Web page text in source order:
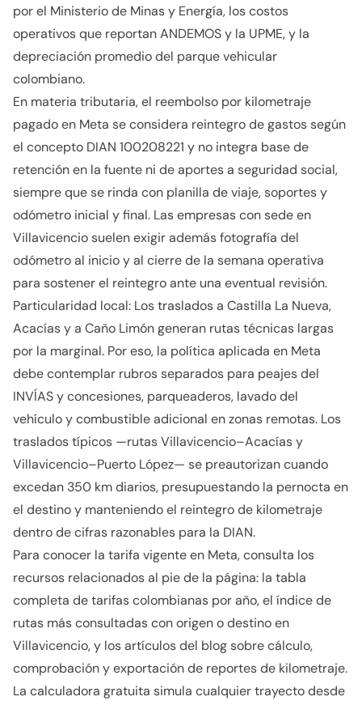
por el Ministerio de Minas y Energía, los costos
operativos que reportan ANDEMOS y la UPME, y la
depreciación promedio del parque vehicular
colombiano.
En materia tributaria, el reembolso por kilometraje
pagado en Meta se considera reintegro de gastos según
el concepto DIAN 100208221 y no integra base de
retención en la fuente ni de aportes a seguridad social,
siempre que se rinda con planilla de viaje, soportes y
odómetro inicial y final. Las empresas con sede en
Villavicencio suelen exigir además fotografía del
odómetro al inicio y al cierre de la semana operativa
para sostener el reintegro ante una eventual revisión.
Particularidad local: Los traslados a Castilla La Nueva,
Acacías y a Caño Limón generan rutas técnicas largas
por la marginal. Por eso, la política aplicada en Meta
debe contemplar rubros separados para peajes del
INVÍAS y concesiones, parqueaderos, lavado del
vehículo y combustible adicional en zonas remotas. Los
traslados típicos —rutas Villavicencio–Acacías y
Villavicencio–Puerto López— se preautorizan cuando
excedan 350 km diarios, presupuestando la pernocta en
el destino y manteniendo el reintegro de kilometraje
dentro de cifras razonables para la DIAN.
Para conocer la tarifa vigente en Meta, consulta los
recursos relacionados al pie de la página: la tabla
completa de tarifas colombianas por año, el índice de
rutas más consultadas con origen o destino en
Villavicencio, y los artículos del blog sobre cálculo,
comprobación y exportación de reportes de kilometraje.
La calculadora gratuita simula cualquier trayecto desde